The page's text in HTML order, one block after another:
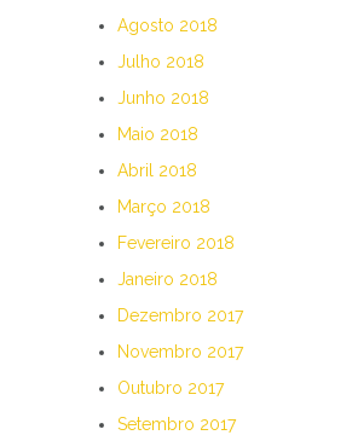
Agosto 2018
Julho 2018
Junho 2018
Maio 2018
Abril 2018
Março 2018
Fevereiro 2018
Janeiro 2018
Dezembro 2017
Novembro 2017
Outubro 2017
Setembro 2017